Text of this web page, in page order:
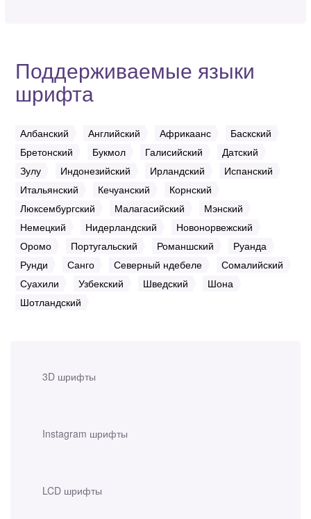
3D шрифты
Instagram шрифты
LCD шрифты
Поддерживаемые языки
шрифта
Албанский Английский Африкаанс
Баскский
Бретонский
Букмол Галисийский
Датский
Зулу
Индонезийский Ирландский
Испанский
Итальянский
Кечуанский
Корнский
Люксембургский
Малагасийский
Мэнский
Немецкий
Нидерландский
Новонорвежский
Оромо
Португальский Романшский
Руанда
Рунди
Санго Северный ндебеле
Сомалийский
Суахили
Узбекский Шведский
Шона
Шотландский